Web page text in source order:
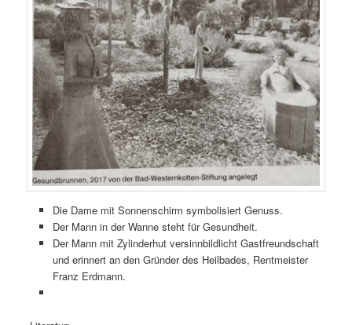
Die Dame mit Sonnenschirm symbolisiert Genuss.
Der Mann in der Wanne steht für Gesundheit.
Der Mann mit Zylinderhut versinnbildlicht Gastfreundschaft
und erinnert an den Gründer des Heilbades, Rentmeister
Franz Erdmann.